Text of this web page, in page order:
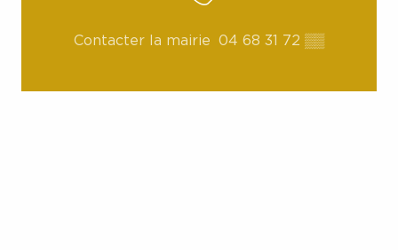
Contacter la mairie 04 68 31 72 ▒▒